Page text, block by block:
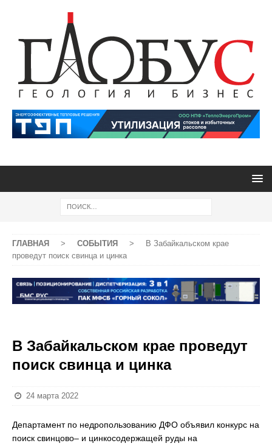
ГЛАВНАЯ > СОБЫТИЯ >
В Забайкальском крае
проведут поиск свинца и цинка
В Забайкальском крае проведут
поиск свинца и цинка
24 марта 2022
Департамент по недропользованию ДФО объявил конкурс на
поиск свинцово– и цинкосодержащей руды на